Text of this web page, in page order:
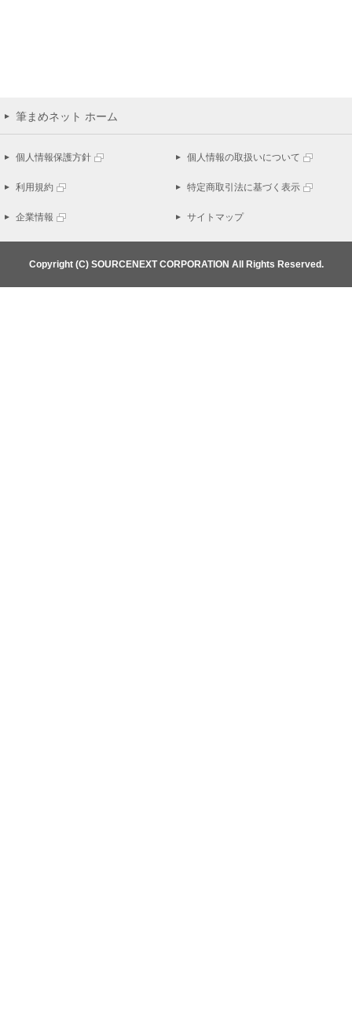
筆まめネット ホーム
個人情報保護方針 個人情報の取扱いについて
利用規約 特定商取引法に基づく表示
企業情報 サイトマップ
Copyright (C) SOURCENEXT CORPORATION All Rights Reserved.